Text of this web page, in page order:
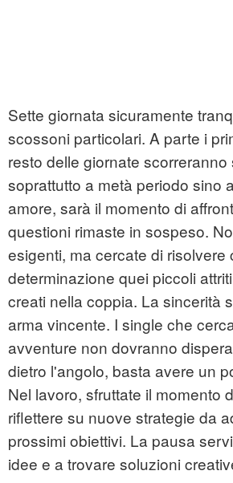
Sette giornata sicuramente
scossoni particolari. A parte i
resto delle giornate scorreranno
soprattutto a metà periodo sino
amore, sarà il momento di
questioni rimaste in sospeso.
esigenti, ma cercate di risolvere
determinazione quei piccoli
creati nella coppia. La sincerità
arma vincente. I single che
avventure non dovranno
dietro l'angolo, basta avere un
Nel lavoro, sfruttate il momento
riflettere su nuove strategie da
prossimi obiettivi. La pausa
idee e a trovare soluzioni